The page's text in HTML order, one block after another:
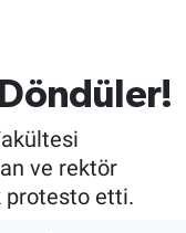
Döndüler!
ve rektör
protesto etti.